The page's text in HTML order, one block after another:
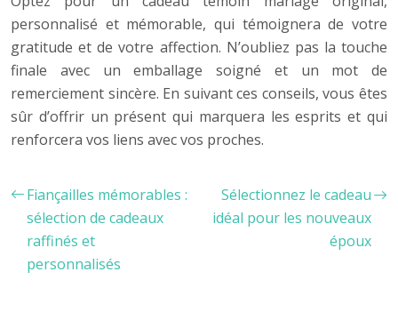
personnalisé et mémorable, qui témoignera de votre
gratitude et de votre affection. N’oubliez pas la touche
finale avec un emballage soigné et un mot de
remerciement sincère. En suivant ces conseils, vous êtes
sûr d’offrir un présent qui marquera les esprits et qui
renforcera vos liens avec vos proches.
Fiançailles mémorables :
sélection de cadeaux
raffinés et
personnalisés
Sélectionnez le cadeau
idéal pour les nouveaux
époux